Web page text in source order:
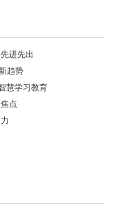
进先出
趋势
慧学习教育
点